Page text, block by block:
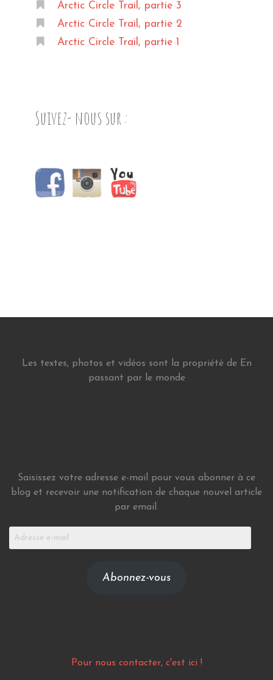
Arctic Circle Trail, partie 3
Arctic Circle Trail, partie 2
Arctic Circle Trail, partie 1
Suivez- nous sur :
Les textes, photos et vidéos sont la propriété de En
passant par le monde
Saisissez votre adresse e-mail pour vous abonner à ce
blog et recevoir une notification de chaque nouvel article
par email.
Adresse
Abonnez-vous
Pour nous contacter, c'est ici !